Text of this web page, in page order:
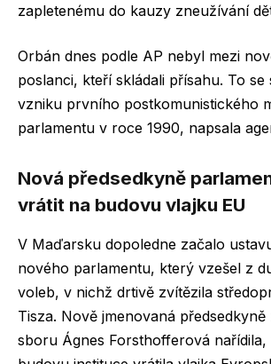
zapletenému do kauzy zneužívání
Orbán dnes podle AP nebyl mezi
poslanci, kteří skládali přísahu. To
vzniku prvního postkomunistického
parlamentu v roce 1990, napsala
Nová předsedkyně
vrátit na budovu vlajku EU
V Maďarsku dopoledne začalo
nového parlamentu, který vzešel z
voleb, v nichž drtivě zvítězila
Tisza. Nově jmenovaná
sboru Ágnes Forsthofferová nařídila,